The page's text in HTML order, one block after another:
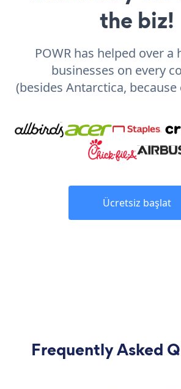
the biz!
POWR has helped over
businesses on every
(besides Antarctica,
Ücretsiz başlat
Frequently Asked